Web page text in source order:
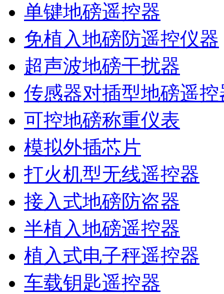
单键地磅遥控器
免植入地磅防遥控仪器
超声波地磅干扰器
传感器对插型地磅遥控
可控地磅称重仪表
模拟外插芯片
打火机型无线遥控器
接入式地磅防盗器
半植入地磅遥控器
植入式电子秤遥控器
车载钥匙遥控器